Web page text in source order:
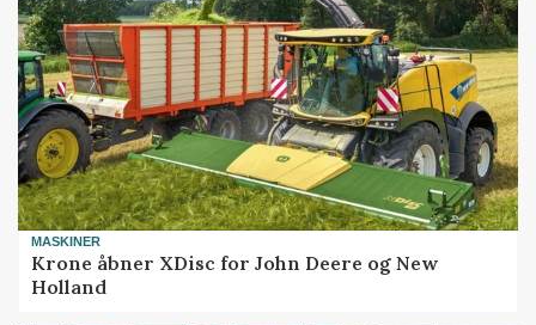
MASKINER
Krone åbner XDisc for John Deere og New
Holland